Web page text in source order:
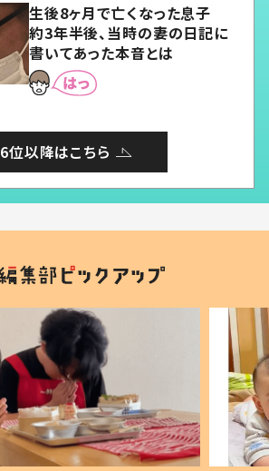
生後8ヶ月で亡くなった息子
約3年半後、当時の妻の日記に
書いてあった本音とは
6位以降はこちら